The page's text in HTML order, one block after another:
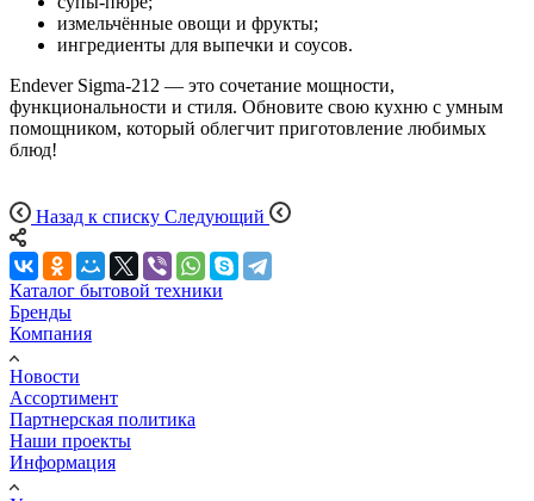
измельчённые овощи и фрукты;
ингредиенты для выпечки и соусов.
Endever Sigma-212 — это сочетание мощности,
функциональности и стиля. Обновите свою кухню с умным
помощником, который облегчит приготовление любимых
блюд!
Назад к списку Следующий
Каталог бытовой техники
Бренды
Компания
Новости
Ассортимент
Партнерская политика
Наши проекты
Информация